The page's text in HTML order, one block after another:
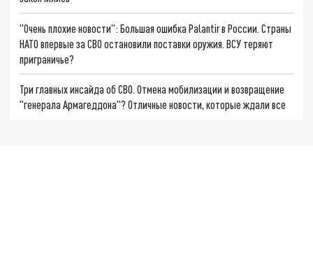
"Очень плохие новости": Большая ошибка Palantir в России. Страны
НАТО впервые за СВО остановили поставки оружия. ВСУ теряют
приграничье?
Три главных инсайда об СВО. Отмена мобилизации и возвращение
"генерала Армагеддона"? Отличные новости, которые ждали все